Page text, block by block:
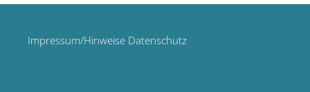
Impressum/Hinweise Datenschutz